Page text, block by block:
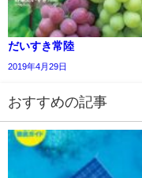
だいすき常陸
2019年4月29日
おすすめの記事